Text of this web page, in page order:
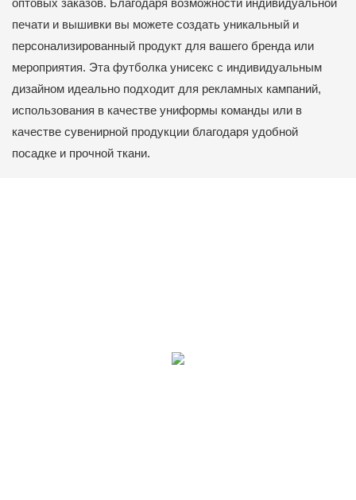
оптовых заказов. Благодаря возможности индивидуальной
печати и вышивки вы можете создать уникальный и
персонализированный продукт для вашего бренда или
мероприятия. Эта футболка унисекс с индивидуальным
дизайном идеально подходит для рекламных кампаний,
использования в качестве униформы команды или в
качестве сувенирной продукции благодаря удобной
посадке и прочной ткани.